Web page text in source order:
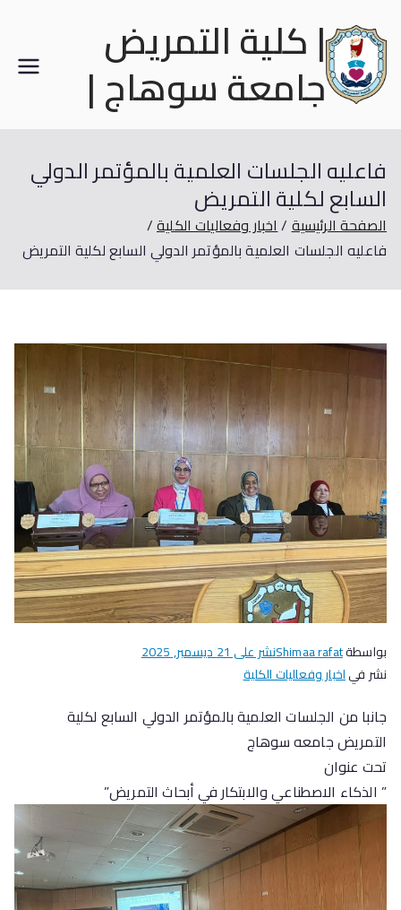
| كلية التمريض
جامعة سوهاج |
فاعليه الجلسات العلمية بالمؤتمر الدولي
السابع لكلية التمريض
الصفحة الرئيسية اخبار وفعاليات الكلية
فاعليه الجلسات العلمية بالمؤتمر الدولي السابع لكلية التمريض
بواسطةShimaa rafatنشر على21 ديسمبر, 2025
نشر فياخبار وفعاليات الكلية
جانبا من الجلسات العلمية بالمؤتمر الدولي السابع لكلية
التمريض جامعه سوهاج
تحت عنوان
” الذكاء الاصطناعي والابتكار في أبحاث التمريض”